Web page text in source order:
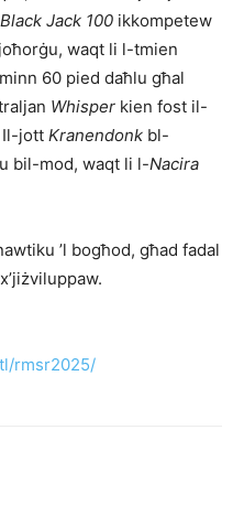
Black Jack 100 ikkompetew
waqt li l-tmien
60 pied daħlu għal
Whisper kien fost il-
Il-jott Kranendonk bl-
bil-mod, waqt li l-Nacira
’l bogħod, għad fadal
rmsr2025/